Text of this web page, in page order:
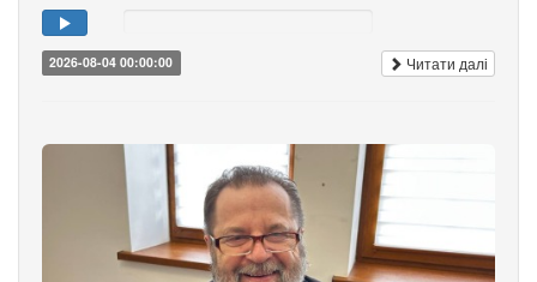
2026-08-04 00:00:00 Читати далі